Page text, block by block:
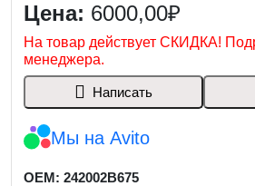
Цена: 6000,00₽
На товар действует СКИДКА!
менеджера.
Написать
Мы на Avito
OEM: 242002B675